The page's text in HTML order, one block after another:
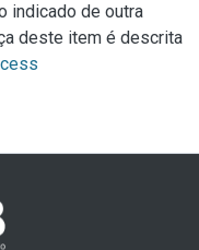
indicado de outra
deste item é descrita